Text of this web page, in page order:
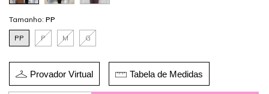
Tamanho: PP
PP P M G
Provador Virtual Tabela de Medidas